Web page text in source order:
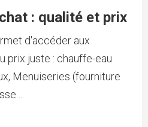
: qualité et prix
d'accéder aux
prix juste : chauffe-eau
Menuiseries (fourniture
...